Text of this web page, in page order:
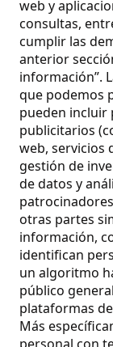
web y
consultas,
cumplir las
anterior
información”.
que podemos
pueden incluir
publicitarios
web, servicios
gestión de
de datos y
otras partes
información,
identifican
un algoritmo
público
plataformas
Más